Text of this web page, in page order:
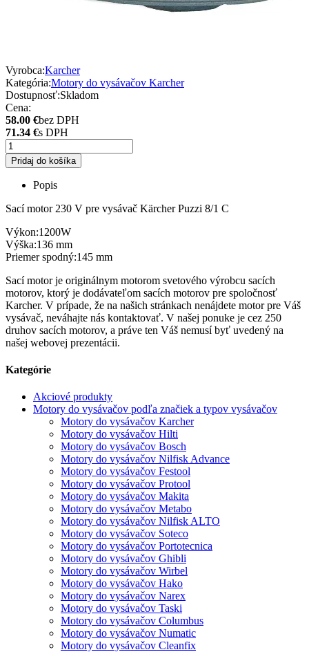
Vyrobca:Karcher
Kategória:Motory do vysávačov Karcher
Dostupnosť:Skladom
Cena:
58.00 €bez DPH
71.34 €s DPH
Pridaj do košíka
Popis
Sací motor 230 V pre vysávač Kärcher Puzzi 8/1 C
Výkon:1200W
Výška:136 mm
Priemer spodný:145 mm
Sací motor je originálnym motorom svetového výrobcu sacích
motorov, ktorý je dodávateľom sacích motorov pre spoločnosť
Karcher. V prípade, že na našich stránkach nenájdete motor pre Váš
vysávač, neváhajte nás kontaktovať. V našej ponuke je cez 250
druhov sacích motorov, a práve ten Váš nemusí byť uvedený na
našej webovej prezentácii.
Kategórie
Akciové produkty
Motory do vysávačov podľa značiek a typov vysávačov
Motory do vysávačov Karcher
Motory do vysávačov Hilti
Motory do vysávačov Bosch
Motory do vysávačov Nilfisk Advance
Motory do vysávačov Festool
Motory do vysávačov Protool
Motory do vysávačov Makita
Motory do vysávačov Metabo
Motory do vysávačov Nilfisk ALTO
Motory do vysávačov Soteco
Motory do vysávačov Portotecnica
Motory do vysávačov Ghibli
Motory do vysávačov Wirbel
Motory do vysávačov Hako
Motory do vysávačov Narex
Motory do vysávačov Taski
Motory do vysávačov Columbus
Motory do vysávačov Numatic
Motory do vysávačov Cleanfix